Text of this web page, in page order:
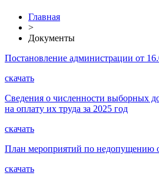
Главная
>
Документы
Постановление администрации от
скачать
Сведения о численности выборных
на оплату их труда за 2025 год
скачать
План мероприятий по недопущению
скачать